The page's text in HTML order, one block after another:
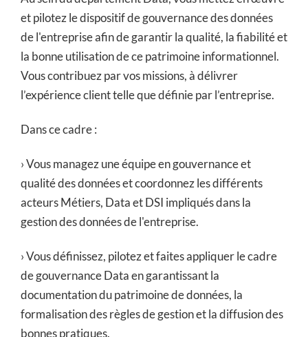
et pilotez le dispositif de gouvernance des données
de l'entreprise afin de garantir la qualité, la fiabilité et
la bonne utilisation de ce patrimoine informationnel.
Vous contribuez par vos missions, à délivrer
l’expérience client telle que définie par l’entreprise.
Dans ce cadre :
› Vous managez une équipe en gouvernance et
qualité des données et coordonnez les différents
acteurs Métiers, Data et DSI impliqués dans la
gestion des données de l'entreprise.
› Vous définissez, pilotez et faites appliquer le cadre
de gouvernance Data en garantissant la
documentation du patrimoine de données, la
formalisation des règles de gestion et la diffusion des
bonnes pratiques.